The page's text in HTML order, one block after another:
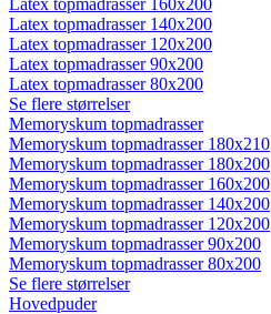
Latex topmadrasser 160x200
Latex topmadrasser 140x200
Latex topmadrasser 120x200
Latex topmadrasser 90x200
Latex topmadrasser 80x200
Se flere størrelser
Memoryskum topmadrasser
Memoryskum topmadrasser 180x210
Memoryskum topmadrasser 180x200
Memoryskum topmadrasser 160x200
Memoryskum topmadrasser 140x200
Memoryskum topmadrasser 120x200
Memoryskum topmadrasser 90x200
Memoryskum topmadrasser 80x200
Se flere størrelser
Hovedpuder